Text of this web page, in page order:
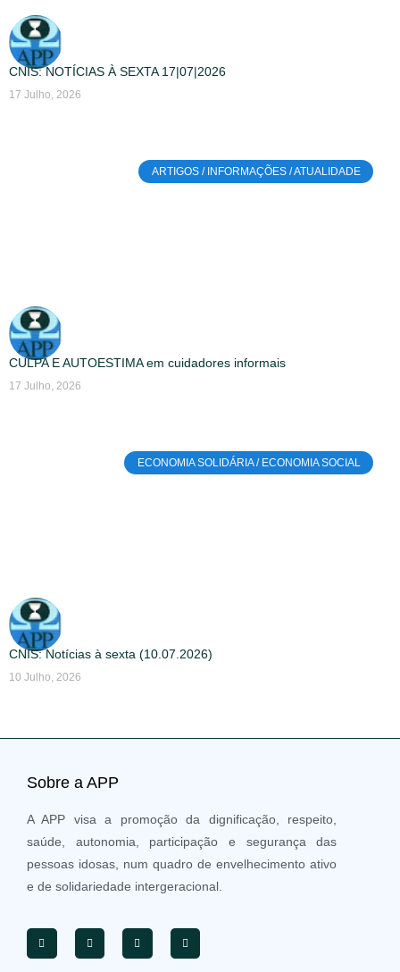
CNIS: NOTÍCIAS À SEXTA 17|07|2026
17 Julho, 2026
ARTIGOS / INFORMAÇÕES / ATUALIDADE
CULPA E AUTOESTIMA em cuidadores informais
17 Julho, 2026
ECONOMIA SOLIDÁRIA / ECONOMIA SOCIAL
CNIS: Notícias à sexta (10.07.2026)
10 Julho, 2026
Sobre a APP
A APP visa a promoção da dignificação, respeito,
saúde, autonomia, participação e segurança das
pessoas idosas, num quadro de envelhecimento ativo
e de solidariedade intergeracional.